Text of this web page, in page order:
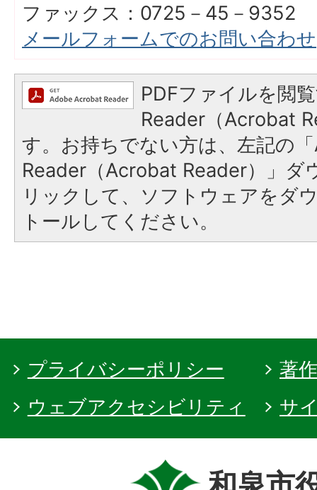
ファックス：0725－45－9352
メールフォームでのお問い合わせ
PDFファイルを閲
Reader（Acrobat
す。お持ちでない方は、左記の
Reader（Acrobat Reader）」ダ
リックして、ソフトウェアをダ
トールしてください。
プライバシーポリシー
著
ウェブアクセシビリティ
サ